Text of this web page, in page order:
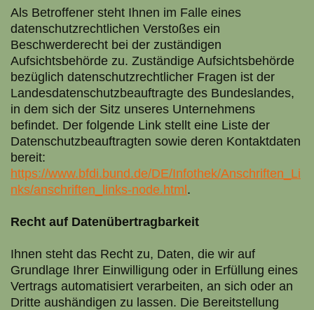
Als Betroffener steht Ihnen im Falle eines
datenschutzrechtlichen Verstoßes ein
Beschwerderecht bei der zuständigen
Aufsichtsbehörde zu. Zuständige Aufsichtsbehörde
bezüglich datenschutzrechtlicher Fragen ist der
Landesdatenschutzbeauftragte des Bundeslandes,
in dem sich der Sitz unseres Unternehmens
befindet. Der folgende Link stellt eine Liste der
Datenschutzbeauftragten sowie deren Kontaktdaten
bereit:
https://www.bfdi.bund.de/DE/Infothek/Anschriften_Li
nks/anschriften_links-node.html.
Recht auf Datenübertragbarkeit
Ihnen steht das Recht zu, Daten, die wir auf
Grundlage Ihrer Einwilligung oder in Erfüllung eines
Vertrags automatisiert verarbeiten, an sich oder an
Dritte aushändigen zu lassen. Die Bereitstellung